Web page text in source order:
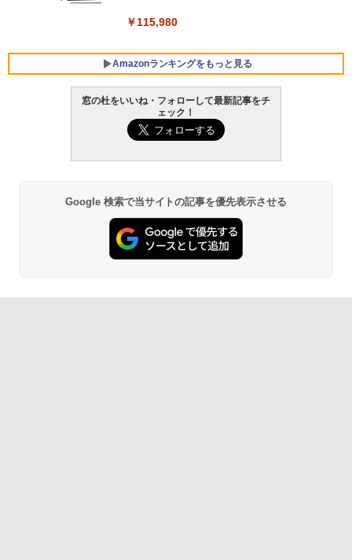
￥119,800
￥115,980
Amazonランキングをもっと見る
窓の杜をいいね・フォローして最新記事をチ
ェック！
Google 検索で当サイトの記事を優先表示させる